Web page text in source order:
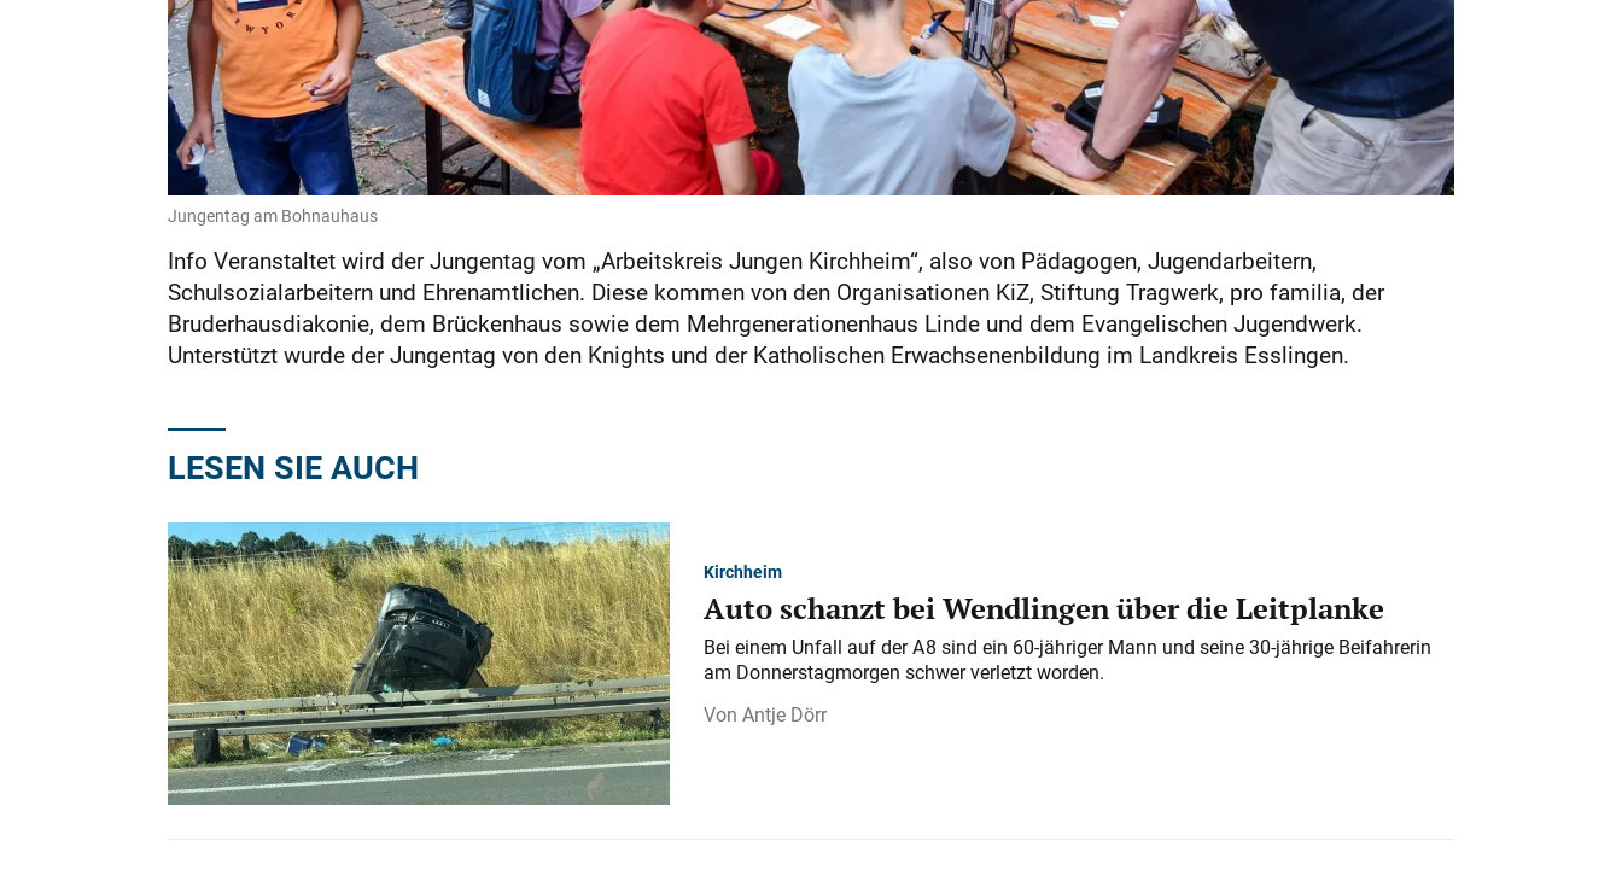
Jungentag am Bohnauhaus
Info Veranstaltet wird der Jungentag vom „Arbeitskreis Jungen Kirchheim“, also von Pädagogen, Jugendarbeitern,
Schulsozialarbeitern und Ehrenamtlichen. Diese kommen von den Organisationen KiZ, Stiftung Tragwerk, pro familia, der
Bruderhausdiakonie, dem Brückenhaus sowie dem Mehrgenerationenhaus Linde und dem Evangelischen Jugendwerk.
Unterstützt wurde der Jungentag von den Knights und der Katholischen Erwachsenenbildung im Landkreis Esslingen.
LESEN SIE AUCH
Kirchheim
Auto schanzt bei Wendlingen über die Leitplanke
Bei einem Unfall auf der A 8 sind ein 60-jähriger Mann und seine 30-jährige Beifahrerin
am Donnerstagmorgen schwer verletzt worden.
Antje Dörr